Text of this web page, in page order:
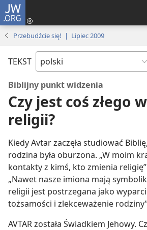
JW.ORG
Przebudźcie się! | Lipiec 2009
TEKST
Biblijny punkt widzenia
Czy jest coś złego
religii?
Kiedy Avtar zaczęła studiować
rodzina była oburzona. „W moim
kontakty z kimś, kto zmienia
„Nawet nasze imiona mają
religii jest postrzegana jako
tożsamości i zlekceważenie
AVTAR została Świadkiem Jehowy.